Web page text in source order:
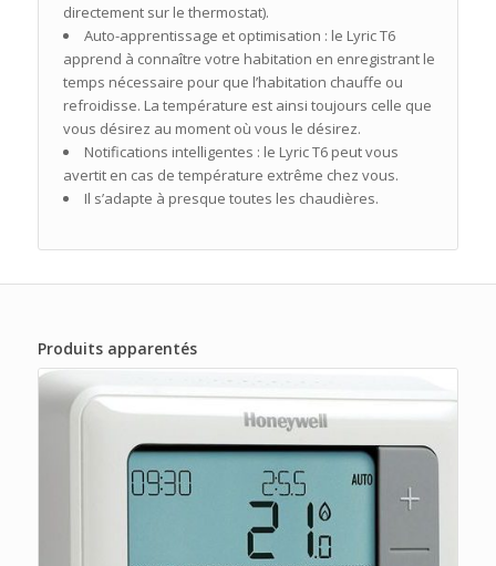
directement sur le thermostat).
Auto-apprentissage et optimisation : le Lyric T6
apprend à connaître votre habitation en enregistrant le
temps nécessaire pour que l’habitation chauffe ou
refroidisse. La température est ainsi toujours celle que
vous désirez au moment où vous le désirez.
Notifications intelligentes : le Lyric T6 peut vous
avertit en cas de température extrême chez vous.
Il s’adapte à presque toutes les chaudières.
Produits apparentés